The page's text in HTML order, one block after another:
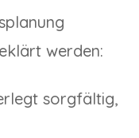
werden:
sorgfältig,